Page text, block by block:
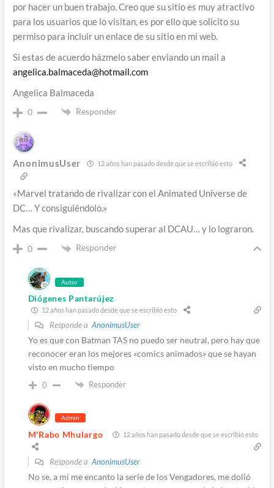
por hacer un buen trabajo. Creo que su sitio es muy atractivo
para los usuarios que lo visitan, es por ello que solicito su
permiso para incluir un enlace de su sitio en mi web.
Si estas de acuerdo házmelo saber enviando un mail a
angelica.balmaceda@hotmail.com
Angelica Balmaceda
0 Responder
AnonimusUser 12 años han pasado desde que se escribió esto
«Marvel tratando de rivalizar con el Animated Universe de
DC… Y consiguiéndolo.»
Mas que rivalizar, buscando superar al DCAU… y lo lograron.
0 Responder
Autor
Diógenes Pantarújez
12 años han pasado desde que se escribió esto
Responde a AnonimusUser
Yo es que con Batman TAS no puedo ser neutral, pero hay que
reconocer eran los mejores «comics animados» que se hayan
visto en mucho tiempo
0 Responder
Admin
M'Rabo Mhulargo 12 años han pasado desde que se escribió esto
Responde aAnonimusUser
No se, a mi me encanto la serie de los Vengadores, me dolió